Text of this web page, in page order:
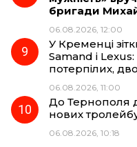
бригади
06.08.2026, 12:00
У Кременці
Samand і
потерпілих,
06.08.2026, 11:00
До Тернополя
нових
06.08.2026, 10:18